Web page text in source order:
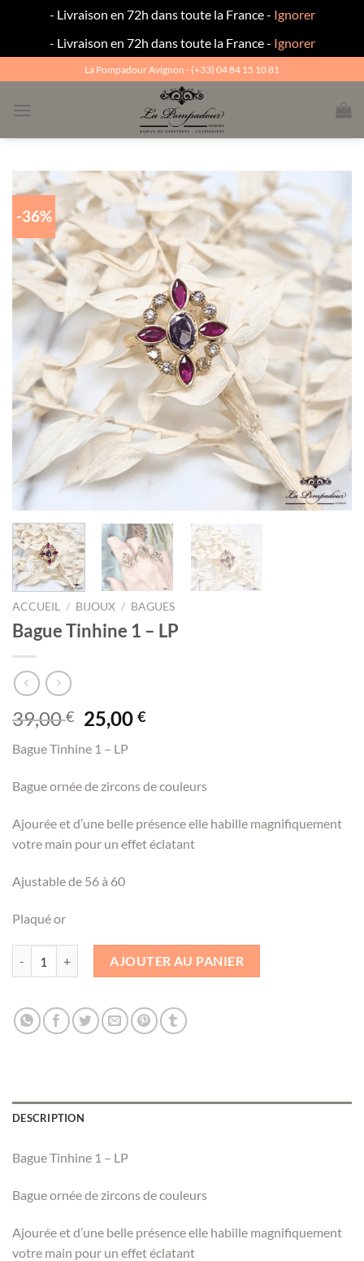
- Livraison en 72h dans toute la France - Ignorer
- Livraison en 72h dans toute la France - Ignorer
au
contenu
La Pompadour Avignon - (+33) 04 84 15 10 81
-36%
ACCUEIL / BIJOUX / BAGUES
Bague Tinhine 1 – LP
39,00€ Le
prix
initial
était :
39,00 €.
25,00€Le
est :
25,00 €.
Bague Tinhine 1 – LP
Bague ornée de zircons de couleurs
Ajourée et d’une belle présence elle habille magnifiquement
votre main pour un effet éclatant
Ajustable de 56 à 60
Plaqué or
AJOUTER AU PANIER
DESCRIPTION
Bague Tinhine 1 – LP
Bague ornée de zircons de couleurs
Ajourée et d’une belle présence elle habille magnifiquement
votre main pour un effet éclatant